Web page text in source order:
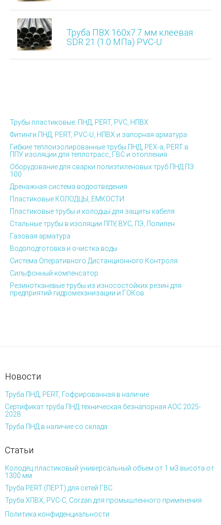
Труба ПВХ 160х7.7 мм клеевая
SDR 21 (1.0 МПа) PVC-U
Трубы пластиковые: ПНД, PERT, PVC, НПВХ
Фитинги ПНД, PERT, PVC-U, НПВХ и запорная арматура
Гибкие теплоизолированные трубы ПНД, PEX-а, PERT в
ППУ изоляции для теплотрасс, ГВС и отопления
Оборудование для сварки полиэтиленовых труб ПНД ПЭ
100
Дренажная система водоотведения
Пластиковые КОЛОДЦЫ, ЕМКОСТИ
Пластиковые трубы и колодцы для защиты кабеля
Стальные трубы в изоляции ППУ, ВУС, ПЭ, Полилен
Газовая арматура
Водоподготовка и очистка воды
Система Оперативного Дистанционного Контроля
Сильфонный компенсатор
Резинотканевые трубы из износостойких резин для
предприятий гидромеханизации и ГОКов
Новости
Труба ПНД, PERT, Гофрированная в наличие
Сертификат труба ПНД техническая безнапорная АОС 2025-
2028
Труба ПНД в наличие со склада
Статьи
Колодец пластиковый универсальный объем от 1 м3 высота от
1300 мм
Труба PERT (ПЕРТ) для сетей ГВС
Труба ХПВХ, PVC-C, Corzan для промышленного применения
Политика конфиденциальности